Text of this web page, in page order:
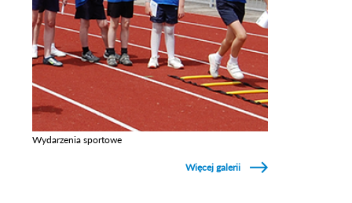
Wydarzenia sportowe
Więcej galerii